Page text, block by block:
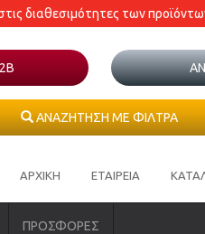
διαθεσιμότητες των
ΑΝΑΖΗΤΗΣΗ ΜΕ ΦΙΛΤΡΑ
ΑΡΧΙΚΗ ΕΤΑΙΡΕΙΑ
ΠΡΟΣΦΟΡΕΣ